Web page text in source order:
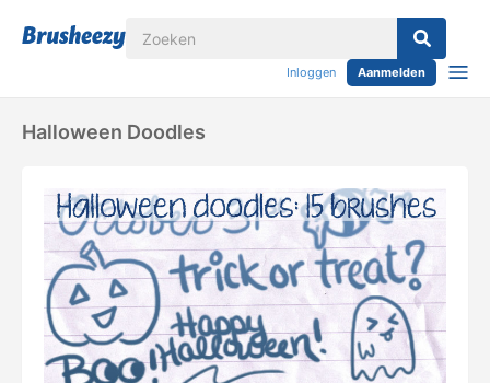
Inloggen Aanmelden
Halloween Doodles